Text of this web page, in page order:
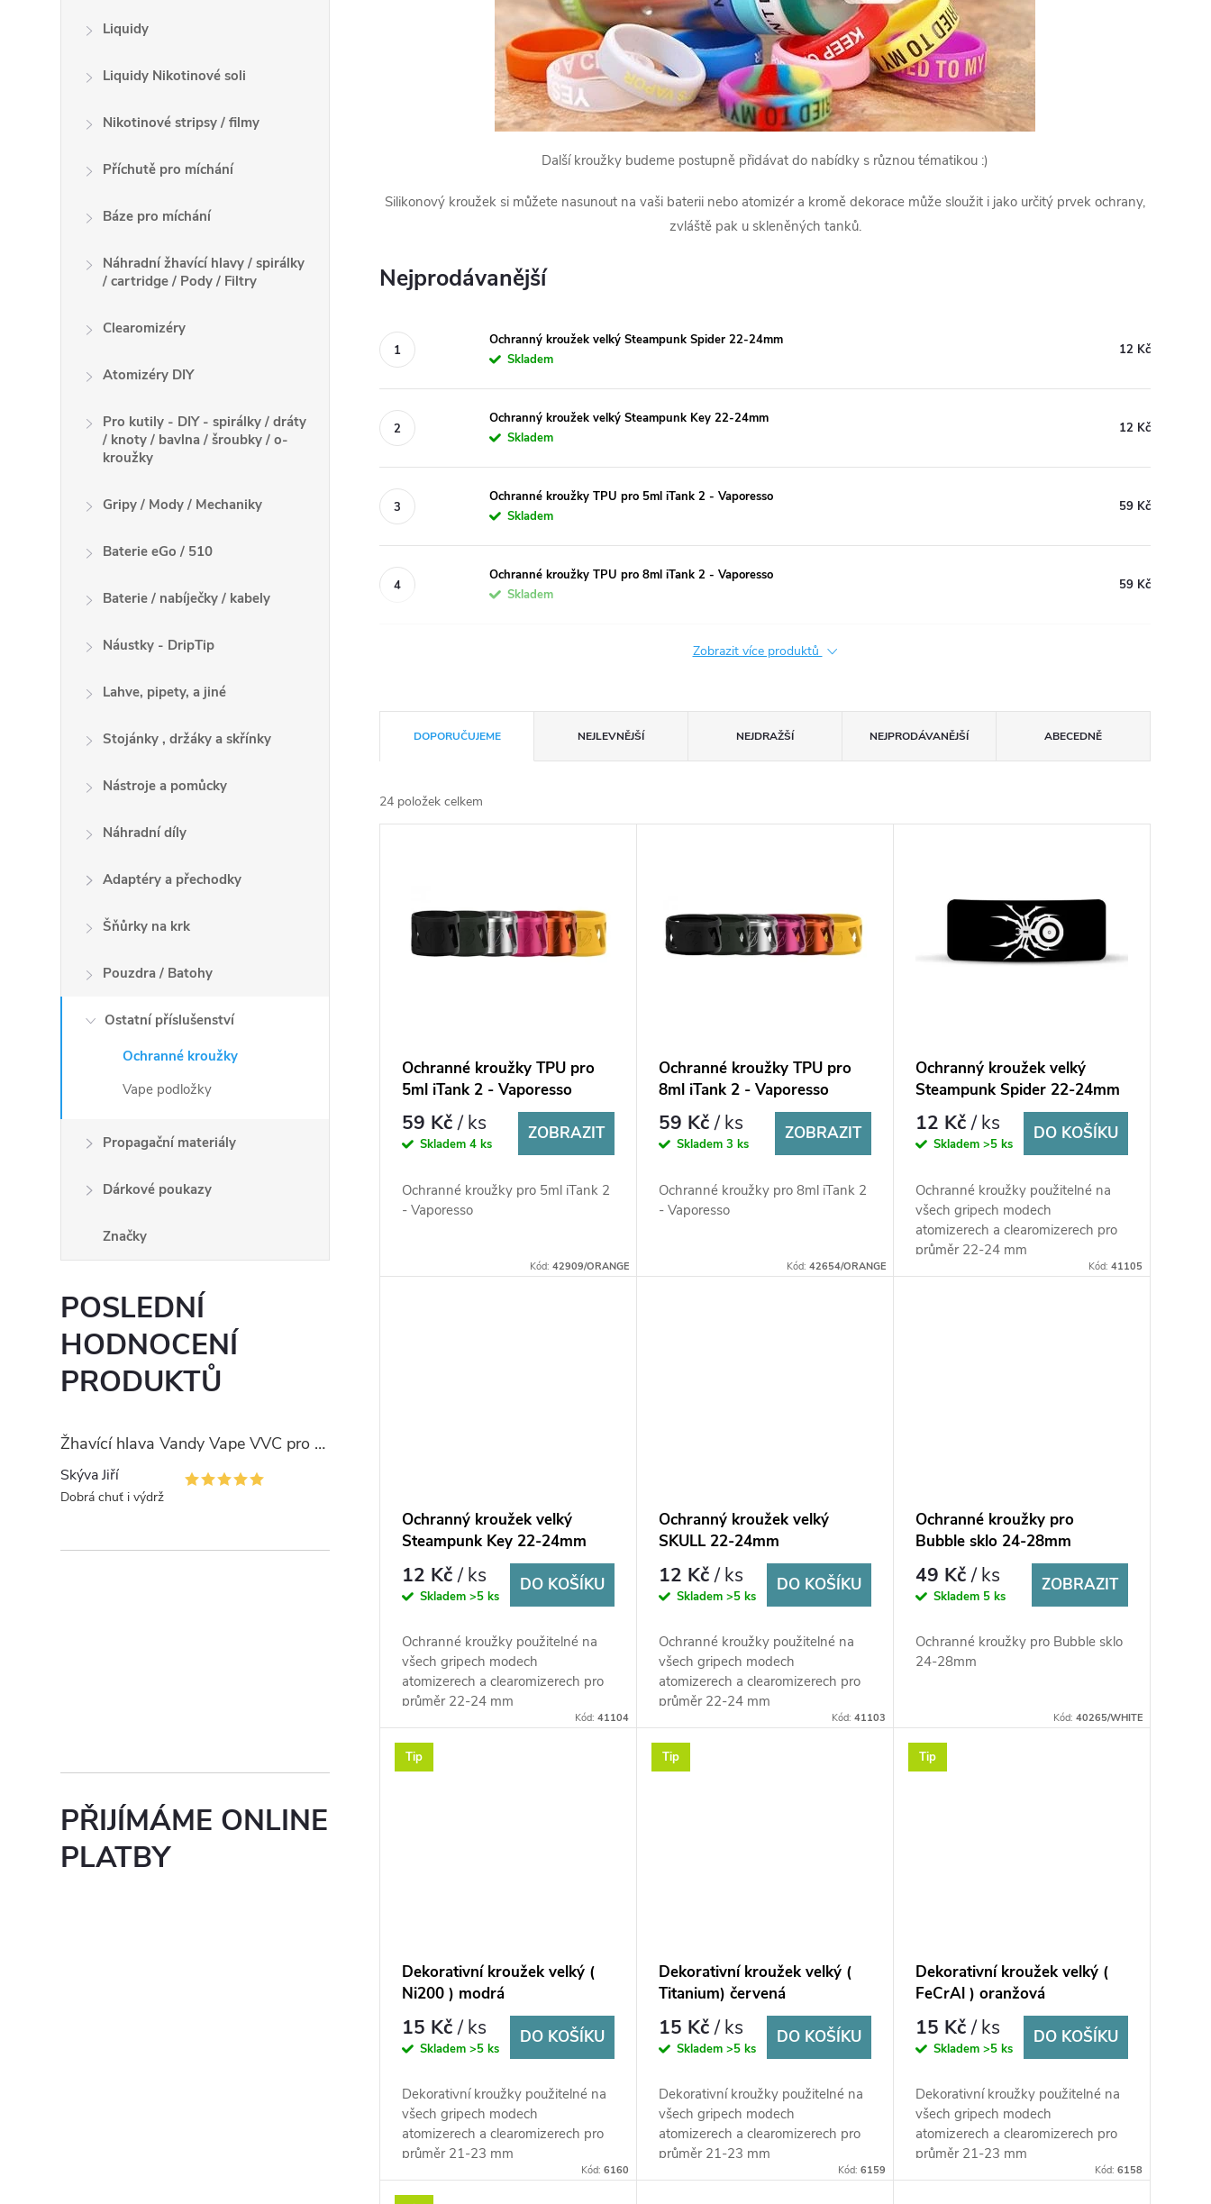
Liquidy
Liquidy Nikotinové soli
Nikotinové stripsy / filmy
Příchutě pro míchání
Báze pro míchání
Náhradní žhavící hlavy / spirálky
/ cartridge / Pody / Filtry
Clearomizéry
Atomizéry DIY
Pro kutily - DIY - spirálky / dráty
/ knoty / bavlna / šroubky / o-
kroužky
Gripy / Mody / Mechaniky
Baterie eGo / 510
Baterie / nabíječky / kabely
Náustky - DripTip
Lahve, pipety, a jiné
Stojánky , držáky a skřínky
Nástroje a pomůcky
Náhradní díly
Adaptéry a přechodky
Šňůrky na krk
Pouzdra / Batohy
Ostatní příslušenství
Ochranné kroužky
Vape podložky
Propagační materiály
Dárkové poukazy
Značky
POSLEDNÍ
HODNOCENÍ
PRODUKTŮ
Žhavící hlava Vandy Vape VVC pro PULSE
Skýva Jiří
Dobrá chuť i výdrž
PŘIJÍMÁME ONLINE
PLATBY
Další kroužky budeme postupně přidávat do nabídky s různou tématikou :)
Silikonový kroužek si můžete nasunout na vaši baterii nebo atomizér a kromě dekorace může sloužit i jako určitý prvek ochrany,
zvláště pak u skleněných tanků.
Nejprodávanější
Ochranný kroužek velký Steampunk Spider 22-24mm
Skladem
12 Kč
Ochranný kroužek velký Steampunk Key 22-24mm
Skladem
12 Kč
Ochranné kroužky TPU pro 5ml iTank 2 - Vaporesso
Skladem
59 Kč
Ochranné kroužky TPU pro 8ml iTank 2 - Vaporesso
Skladem
59 Kč
Zobrazit více produktů
z
e
n
DOPORUČUJEME NEJLEVNĚJŠÍ NEJDRAŽŠÍ NEJPRODÁVANĚJŠÍ ABECEDNĚ
24 položek celkem
Ochranné kroužky TPU pro
5ml iTank 2 - Vaporesso
59 Kč/ ks
Skladem4 ks
ZOBRAZIT
Ochranné kroužky pro 5ml iTank 2
- Vaporesso
Kód:42909/ORANGE
Ochranné kroužky TPU pro
8ml iTank 2 - Vaporesso
59 Kč/ ks
Skladem3 ks
ZOBRAZIT
Ochranné kroužky pro 8ml iTank 2
- Vaporesso
Kód: 42654/ORANGE
Ochranný kroužek velký
Steampunk Spider 22-24mm
12 Kč/ ks
Skladem >5 ks
DO KOŠÍKU
Ochranné kroužky použitelné na
všech gripech modech
atomizerech a clearomizerech pro
průměr 22-24 mm
Kód: 41105
Ochranný kroužek velký
Steampunk Key 22-24mm
12 Kč/ ks
Skladem>5 ks
DO KOŠÍKU
Ochranné kroužky použitelné na
všech gripech modech
atomizerech a clearomizerech pro
průměr 22-24 mm
Kód:41104
Ochranný kroužek velký
SKULL 22-24mm
12 Kč/ ks
Skladem>5 ks
DO KOŠÍKU
Ochranné kroužky použitelné na
všech gripech modech
atomizerech a clearomizerech pro
průměr 22-24 mm
Kód: 41103
Ochranné kroužky pro
Bubble sklo 24-28mm
49 Kč/ ks
Skladem 5 ks
ZOBRAZIT
Ochranné kroužky pro Bubble sklo
24-28mm
Kód: 40265/WHITE
Tip
Dekorativní kroužek velký (
Ni200 ) modrá
15 Kč/ ks
Skladem>5 ks
DO KOŠÍKU
Dekorativní kroužky použitelné na
všech gripech modech
atomizerech a clearomizerech pro
průměr 21-23 mm
Kód:6160
Tip
Dekorativní kroužek velký (
Titanium) červená
15 Kč/ ks
Skladem>5 ks
DO KOŠÍKU
Dekorativní kroužky použitelné na
všech gripech modech
atomizerech a clearomizerech pro
průměr 21-23 mm
Kód: 6159
Tip
Dekorativní kroužek velký (
FeCrAl ) oranžová
15 Kč/ ks
Skladem >5 ks
DO KOŠÍKU
Dekorativní kroužky použitelné na
všech gripech modech
atomizerech a clearomizerech pro
průměr 21-23 mm
Kód: 6158